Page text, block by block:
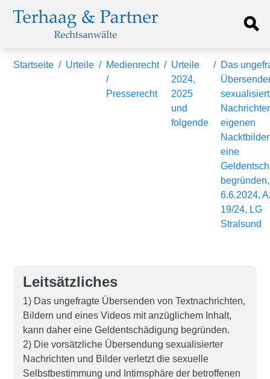
Startseite / Urteile / Medienrecht
/
Presserecht
/ Urteile
2024,
2025
und
folgende
/ Das
eigenen
eine
begründen,
6.6.2024,
19/24, LG
Stralsund
Leitsätzliches
1) Das ungefragte Übersenden von Textnachrichten,
Bildern und eines Videos mit anzüglichem Inhalt,
kann daher eine Geldentschädigung begründen.
2) Die vorsätzliche Übersendung sexualisierter
Nachrichten und Bilder verletzt die sexuelle
Selbstbestimmung und Intimsphäre der betroffenen